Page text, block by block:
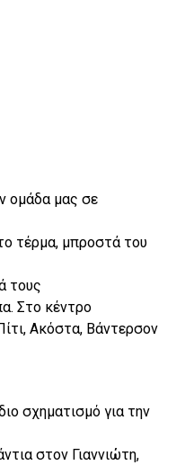
ομάδα μας σε
τέρμα, μπροστά του
τους
Στο κέντρο
Ακόστα, Βάντερσον
σχηματισμό για την
στον Γιαννιώτη,